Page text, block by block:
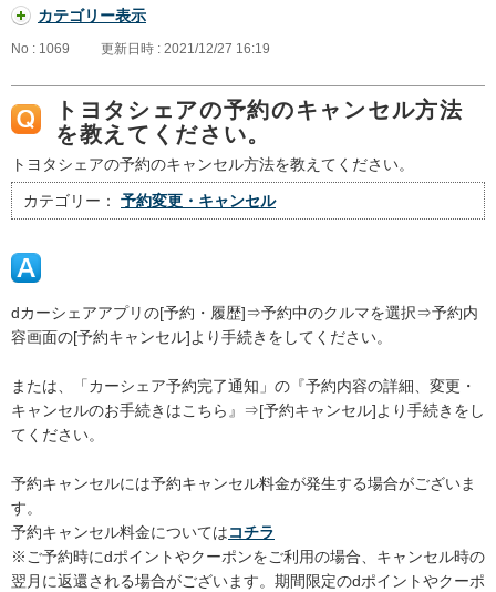
カテゴリー表示
No : 1069 更新日時 : 2021/12/27 16:19
トヨタシェアの予約のキャンセル方法
を教えてください。
トヨタシェアの予約のキャンセル方法を教えてください。
カテゴリー： 予約変更・キャンセル
dカーシェアアプリの[予約・履歴]⇒予約中のクルマを選択⇒予約内
容画面の[予約キャンセル]より手続きをしてください。
または、「カーシェア予約完了通知」の『予約内容の詳細、変更・
キャンセルのお手続きはこちら』⇒[予約キャンセル]より手続きをし
てください。
予約キャンセルには予約キャンセル料金が発生する場合がございま
す。
予約キャンセル料金についてはコチラ
※ご予約時にdポイントやクーポンをご利用の場合、キャンセル時の
翌月に返還される場合がございます。期間限定のdポイントやクーポ